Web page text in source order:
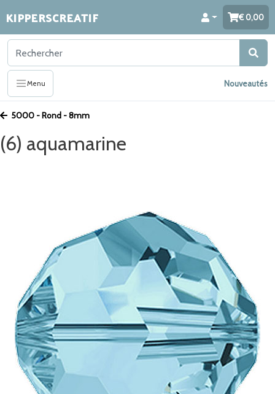
KIPPERSCREATIF 0,00
Menu Nouveautés
5000 - Rond - 8mm
(6) aquamarine